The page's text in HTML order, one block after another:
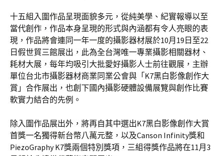
十五組入圍作品呈現面貌多元，從純美學、紀實報導以至
當代創作，作品本身呈現的形式與內涵都有令人亮眼的表
現，作品將會連同一年一度的攝影器材展於10月19日至22
日假世貿三館展出，此為全台灣唯一專業攝影相關器材、
耗材大展，每年均吸引大批愛好攝影人士前往觀展，主辦
單位台北市攝影器材商業同業公會與「K7黑白影像創作大
賞」合作展出，也創下國內攝影硬體設備展覽與創作比賽
軟實力結合的先例。
除入圍作品展出外，將再自其中選出K7黑白影像創作大賞
首獎一名獨得新台幣八萬元整，以及Canson Infinity獎和
PiezoGraphy K7獎兩個特別獎項，三組得獎作品將在11月3